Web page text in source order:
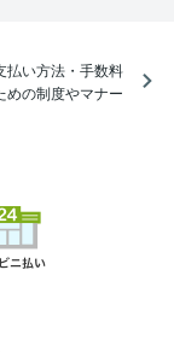
払い方法・手数料
めの制度やマナー